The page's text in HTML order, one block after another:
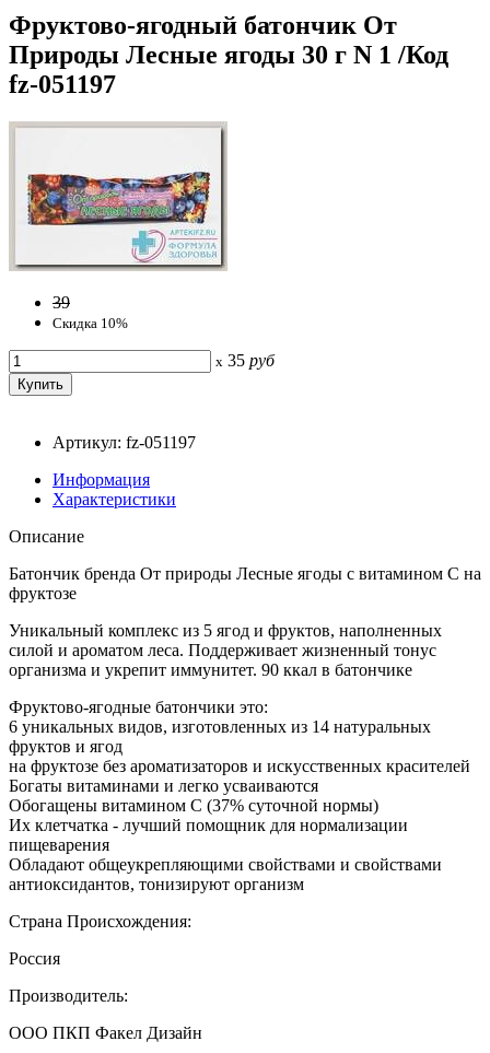
Фруктово-ягодный батончик От
Природы Лесные ягоды 30 г N 1 /Код
fz-051197
39
Скидка 10%
x 35 руб
Артикул: fz-051197
Информация
Характеристики
Описание
Батончик бренда От природы Лесные ягоды с витамином С на
фруктозе
Уникальный комплекс из 5 ягод и фруктов, наполненных
силой и ароматом леса. Поддерживает жизненный тонус
организма и укрепит иммунитет. 90 ккал в батончике
Фруктово-ягодные батончики это:
6 уникальных видов, изготовленных из 14 натуральных
фруктов и ягод
на фруктозе без ароматизаторов и искусственных красителей
Богаты витаминами и легко усваиваются
Обогащены витамином С (37% суточной нормы)
Их клетчатка - лучший помощник для нормализации
пищеварения
Обладают общеукрепляющими свойствами и свойствами
антиоксидантов, тонизируют организм
Страна Происхождения:
Россия
Производитель:
ООО ПКП Факел Дизайн